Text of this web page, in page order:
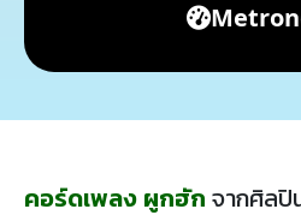
คอร์ดเพลง ผูกฮัก จากศิลปิ